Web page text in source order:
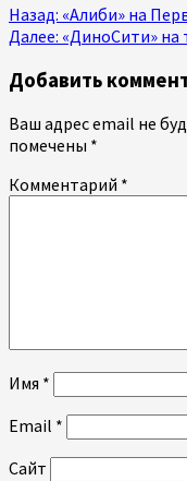
Продолжить
чтение
Назад: «Алиби» на
Далее: «ДиноСити» на
Добавить
Ваш адрес email не
помечены *
Комментарий *
Имя *
Email *
Сайт